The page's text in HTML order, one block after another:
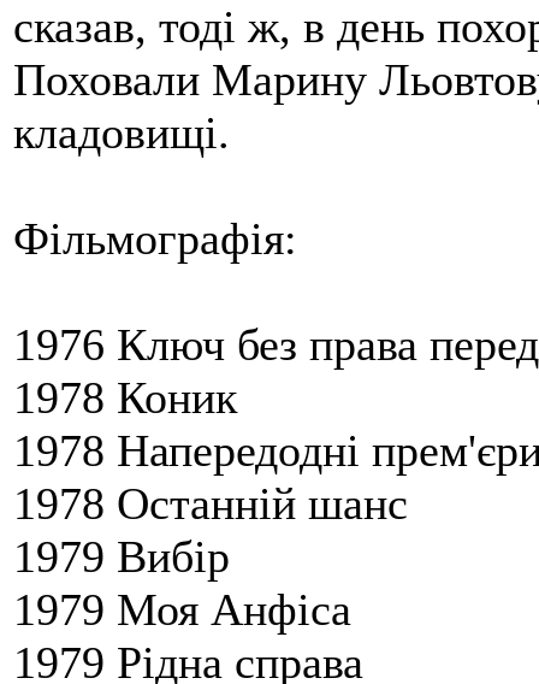
сказав, тоді ж, в день
Поховали Марину
кладовищі.
Фільмографія:
1976 Ключ без права
1978 Коник
1978 Напередодні
1978 Останній шанс
1979 Вибір
1979 Моя Анфіса
1979 Рідна справа